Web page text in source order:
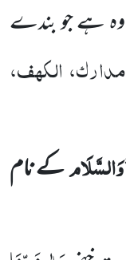
وہ ہے جو بندے
مدارک، الکھف،
کے نام